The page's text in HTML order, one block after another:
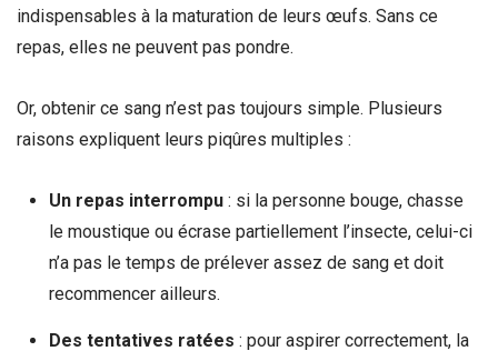
indispensables à la maturation de leurs œufs. Sans ce
repas, elles ne peuvent pas pondre.
Or, obtenir ce sang n’est pas toujours simple. Plusieurs
raisons expliquent leurs piqûres multiples :
Un repas interrompu: si la personne bouge, chasse
le moustique ou écrase partiellement l’insecte, celui-ci
n’a pas le temps de prélever assez de sang et doit
recommencer ailleurs.
Des tentatives ratées : pour aspirer correctement, la